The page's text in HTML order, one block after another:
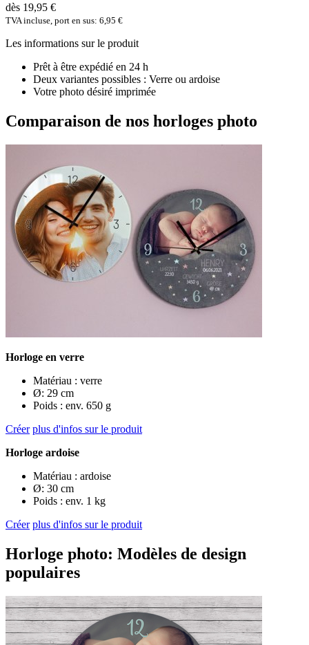
dès 19,95 €
TVA incluse, port en sus: 6,95 €
Les informations sur le produit
Prêt à être expédié en 24 h
Deux variantes possibles : Verre ou ardoise
Votre photo désiré imprimée
Comparaison de nos horloges photo
Horloge en verre
Matériau : verre
Ø: 29 cm
Poids : env. 650 g
Créer plus d'infos sur le produit
Horloge ardoise
Matériau : ardoise
Ø: 30 cm
Poids : env. 1 kg
Créer plus d'infos sur le produit
Horloge photo: Modèles de design
populaires